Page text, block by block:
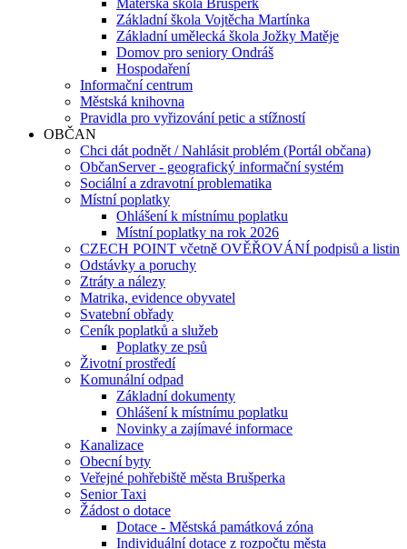
Základní škola Vojtěcha Martínka
Základní umělecká škola Jožky Matěje
Domov pro seniory Ondráš
Hospodaření
Informační centrum
Městská knihovna
Pravidla pro vyřizování petic a stížností
OBČAN
Chci dát podnět / Nahlásit problém (Portál občana)
ObčanServer - geografický informační systém
Sociální a zdravotní problematika
Místní poplatky
Ohlášení k místnímu poplatku
Místní poplatky na rok 2026
CZECH POINT včetně OVĚŘOVÁNÍ podpisů a listin
Odstávky a poruchy
Ztráty a nálezy
Matrika, evidence obyvatel
Svatební obřady
Ceník poplatků a služeb
Poplatky ze psů
Životní prostředí
Komunální odpad
Základní dokumenty
Ohlášení k místnímu poplatku
Novinky a zajímavé informace
Kanalizace
Obecní byty
Veřejné pohřebiště města Brušperka
Senior Taxi
Žádost o dotace
Dotace - Městská památková zóna
Individuální dotace z rozpočtu města